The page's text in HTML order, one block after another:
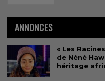
ANNONCES
« Les
de Néné
héritage